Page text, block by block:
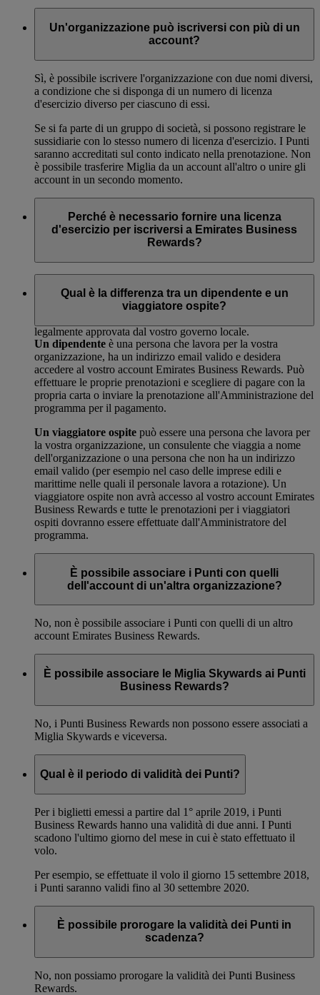
Un'organizzazione può iscriversi con più di un
account?
Sì, è possibile iscrivere l'organizzazione con due nomi diversi,
a condizione che si disponga di un numero di licenza
d'esercizio diverso per ciascuno di essi.
Se si fa parte di un gruppo di società, si possono registrare le
sussidiarie con lo stesso numero di licenza d'esercizio. I Punti
saranno accreditati sul conto indicato nella prenotazione. Non
è possibile trasferire Miglia da un account all'altro o unire gli
account in un secondo momento.
Perché è necessario fornire una licenza
d'esercizio per iscriversi a Emirates Business
Rewards?
diritto di esercitare un'attività commerciale nella vostra città o
nel vostro paese. Abbiamo bisogno, per i nostri archivi, di una
legalmente approvata dal vostro governo locale.
Qual è la differenza tra un dipendente e un
viaggiatore ospite?
Un dipendente è una persona che lavora per la vostra
organizzazione, ha un indirizzo email valido e desidera
accedere al vostro account Emirates Business Rewards. Può
effettuare le proprie prenotazioni e scegliere di pagare con la
propria carta o inviare la prenotazione all'Amministrazione del
programma per il pagamento.
Un viaggiatore ospite può essere una persona che lavora per
la vostra organizzazione, un consulente che viaggia a nome
dell'organizzazione o una persona che non ha un indirizzo
email valido (per esempio nel caso delle imprese edili e
marittime nelle quali il personale lavora a rotazione). Un
viaggiatore ospite non avrà accesso al vostro account Emirates
Business Rewards e tutte le prenotazioni per i viaggiatori
ospiti dovranno essere effettuate dall'Amministratore del
programma.
È possibile associare i Punti con quelli
dell'account di un'altra organizzazione?
No, non è possibile associare i Punti con quelli di un altro
account Emirates Business Rewards.
È possibile associare le Miglia Skywards ai Punti
Business Rewards?
No, i Punti Business Rewards non possono essere associati a
Miglia Skywards e viceversa.
Qual è il periodo di validità dei Punti?
Per i biglietti emessi a partire dal 1° aprile 2019, i Punti
Business Rewards hanno una validità di due anni. I Punti
scadono l'ultimo giorno del mese in cui è stato effettuato il
volo.
Per esempio, se effettuate il volo il giorno 15 settembre 2018,
i Punti saranno validi fino al 30 settembre 2020.
È possibile prorogare la validità dei Punti in
scadenza?
No, non possiamo prorogare la validità dei Punti Business
Rewards.